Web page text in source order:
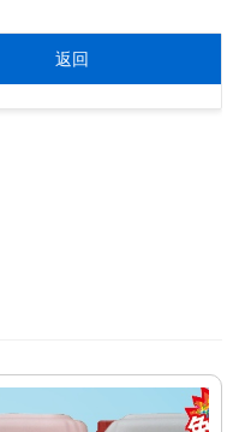
返回